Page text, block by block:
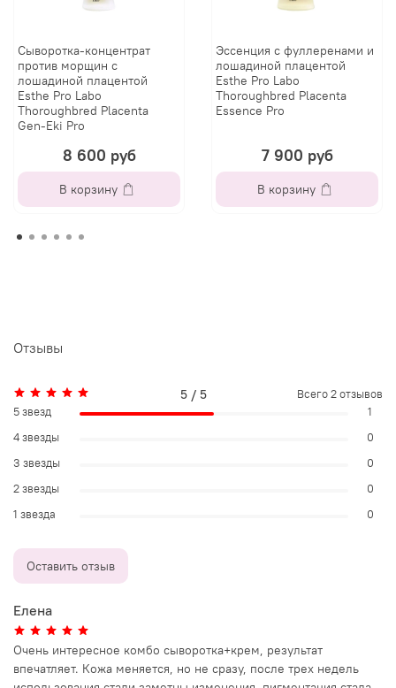
Сыворотка-концентрат
против морщин с
лошадиной плацентой
Esthe Pro Labo
Thoroughbred Placenta
Gen-Eki Pro
8 600 руб
В корзину
Эссенция с фуллеренами и
лошадиной плацентой
Esthe Pro Labo
Thoroughbred Placenta
Essence Pro
7 900 руб
В корзину
Отзывы
Елена
Очень интересное комбо сыворотка+крем, результат
впечатляет. Кожа меняется, но не сразу, после трех недель
5 / 5 Всего2отзывов
5 звезд
1
4 звезды
0
3 звезды
0
2 звезды
0
1 звезда
0
Оставить отзыв